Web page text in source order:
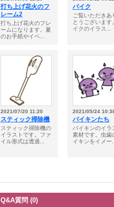
打ち上げ花火のフ
レーム2
打ち上げ花火のフレ
ームになります。夏
のお手紙やイベ...
バイク
ご覧いただきあ
とうございます
イクのイラス...
2021/07/20 11:20
スティック掃除機
スティック掃除機の
イラストです。ファ
イル形式は透過...
2021/05/24
バイキンたち
バイキンのイラ
素材です。虫歯
イキンをイメー
Q&A質問 (0)